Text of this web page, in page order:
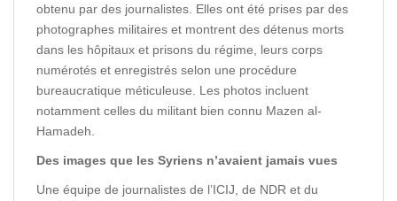
obtenu par des journalistes. Elles ont été prises par des
photographes militaires et montrent des détenus morts
dans les hôpitaux et prisons du régime, leurs corps
numérotés et enregistrés selon une procédure
bureaucratique méticuleuse. Les photos incluent
notamment celles du militant bien connu Mazen al-
Hamadeh.
Des images que les Syriens n’avaient jamais vues
Une équipe de journalistes de l’ICIJ, de NDR et du